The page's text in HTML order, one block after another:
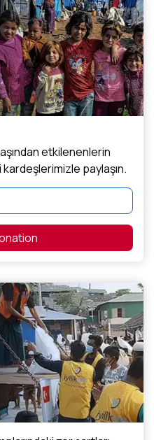
etkilenenlerin
paylaşın.